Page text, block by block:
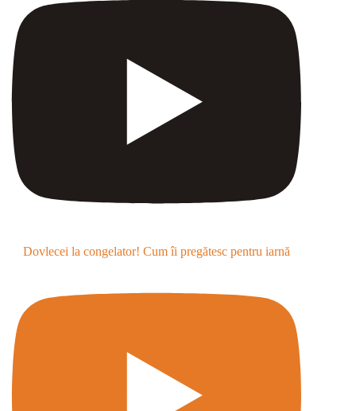
Dovlecei la congelator! Cum îi pregătesc pentru iarnă